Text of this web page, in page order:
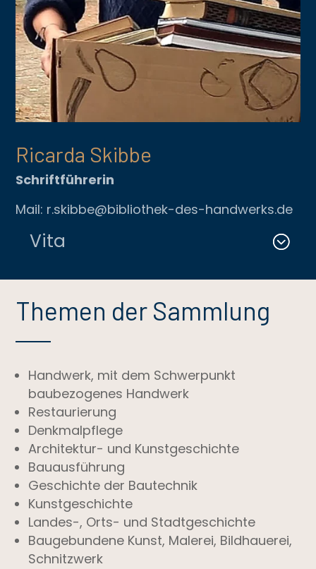
Ricarda Skibbe
Schriftführerin
Mail: r.skibbe@bibliothek-des-handwerks.de
Vita
Themen der Sammlung
Handwerk, mit dem Schwerpunkt
baubezogenes Handwerk
Restaurierung
Denkmalpflege
Architektur- und Kunstgeschichte
Bauausführung
Geschichte der Bautechnik
Kunstgeschichte
Landes-, Orts- und Stadtgeschichte
Baugebundene Kunst, Malerei, Bildhauerei,
Schnitzwerk